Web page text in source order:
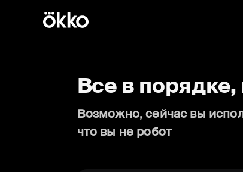
Все в
Возможно, сейчас вы
что вы не робот